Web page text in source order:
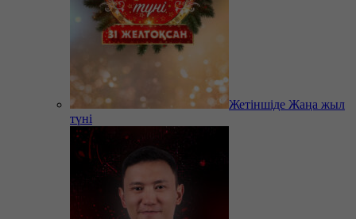
Жетіншіде Жаңа жыл
түні